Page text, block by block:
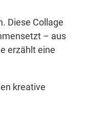
Diese Collage
– aus
erzählt eine
kreative